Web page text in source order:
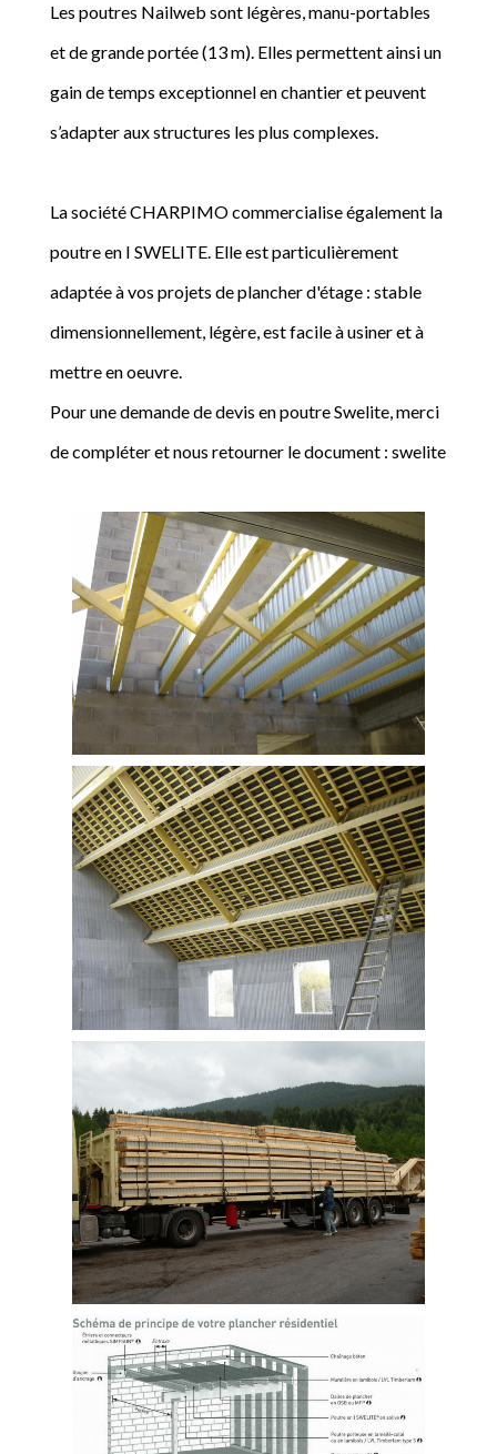
Les poutres Nailweb sont légères, manu-portables
et de grande portée (13 m). Elles permettent ainsi un
gain de temps exceptionnel en chantier et peuvent
s’adapter aux structures les plus complexes.
La société CHARPIMO commercialise également la
poutre en I SWELITE. Elle est particulièrement
adaptée à vos projets de plancher d'étage : stable
dimensionnellement, légère, est facile à usiner et à
mettre en oeuvre.
Pour une demande de devis en poutre Swelite, merci
de compléter et nous retourner le document : swelite